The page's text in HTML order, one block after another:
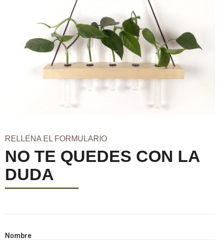
RELLENA EL FORMULARIO
NO TE QUEDES CON LA
DUDA
Nombre